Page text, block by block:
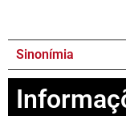
Sinonímia